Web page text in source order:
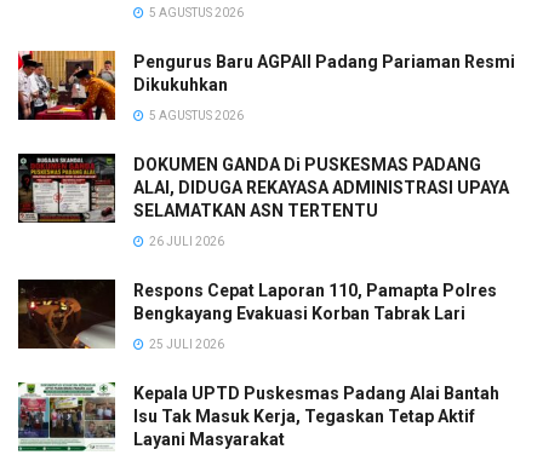
5 AGUSTUS 2026
Pengurus Baru AGPAII Padang Pariaman Resmi
Dikukuhkan
5 AGUSTUS 2026
DOKUMEN GANDA Di PUSKESMAS PADANG
ALAI, DIDUGA REKAYASA ADMINISTRASI UPAYA
SELAMATKAN ASN TERTENTU
26 JULI 2026
Respons Cepat Laporan 110, Pamapta Polres
Bengkayang Evakuasi Korban Tabrak Lari
25 JULI 2026
Kepala UPTD Puskesmas Padang Alai Bantah
Isu Tak Masuk Kerja, Tegaskan Tetap Aktif
Layani Masyarakat